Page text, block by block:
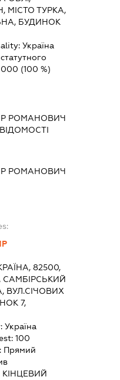
МІСТО ТУРКА,
БУДИНОК
Україна
(100 %)
РОМАНОВИЧ
РОМАНОВИЧ
82500,
САМБІРСЬКИЙ
ВУЛ.СІЧОВИХ
7,
Україна
100
Прямий
КІНЦЕВИЙ